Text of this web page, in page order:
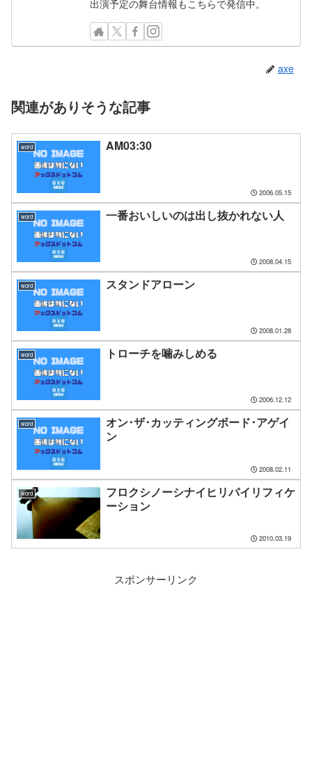
出演予定の舞台情報もこちらで発信中。
axe
関連がありそうな記事
word AM03:30
2006.05.15
word 一番おいしいのは出し抜かれない人
2008.04.15
word スタンドアローン
2008.01.28
word トローチを噛みしめる
2006.12.12
word
オン･ザ･カッティングボード･アゲイ
ン
2008.02.11
word
フロクシノーシナイヒリパイリフィケ
ーション
2010.03.19
スポンサーリンク